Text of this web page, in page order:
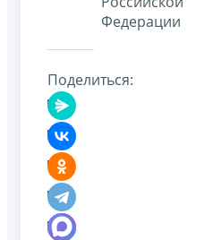
Федерации
Поделиться: